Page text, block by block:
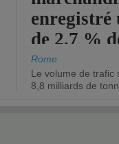
enregistré
de 2,7 %
chiffre
Rome
Le volume de trafic
8,8 milliards de